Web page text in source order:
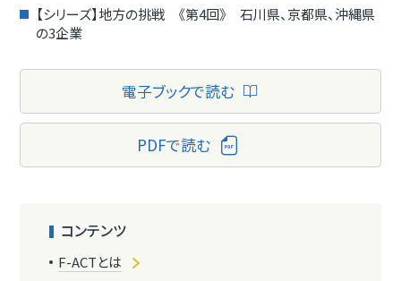
【シリーズ】地方の挑戦 《第4回》 石川県、京都県、沖縄県
の3企業
電子ブックで読む
PDFで読む
コンテンツ
F-ACTとは